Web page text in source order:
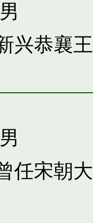
兴恭襄王
宋朝